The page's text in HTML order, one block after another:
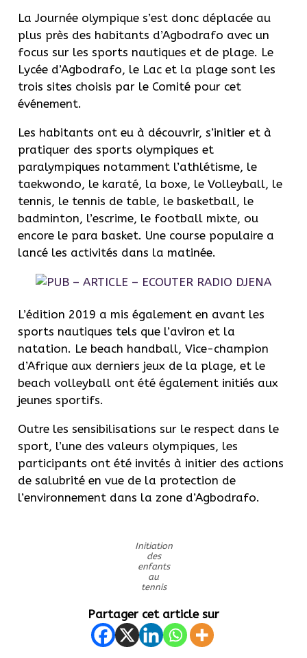
La Journée olympique s’est donc déplacée au
plus près des habitants d’Agbodrafo avec un
focus sur les sports nautiques et de plage. Le
Lycée d’Agbodrafo, le Lac et la plage sont les
trois sites choisis par le Comité pour cet
événement.
Les habitants ont eu à découvrir, s’initier et à
pratiquer des sports olympiques et
paralympiques notamment l’athlétisme, le
taekwondo, le karaté, la boxe, le Volleyball, le
tennis, le tennis de table, le basketball, le
badminton, l’escrime, le football mixte, ou
encore le para basket. Une course populaire a
lancé les activités dans la matinée.
L’édition 2019 a mis également en avant les
sports nautiques tels que l’aviron et la
natation. Le beach handball, Vice-champion
d’Afrique aux derniers jeux de la plage, et le
beach volleyball ont été également initiés aux
jeunes sportifs.
Outre les sensibilisations sur le respect dans le
sport, l’une des valeurs olympiques, les
participants ont été invités à initier des actions
de salubrité en vue de la protection de
l’environnement dans la zone d’Agbodrafo.
Initiation
des
enfants
au
tennis
Partager cet article sur